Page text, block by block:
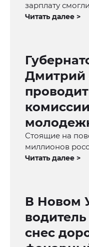
зарплату
Читать далее >
Дмитрий
Стоящие на
миллионов
Читать далее >
В Новом
снес